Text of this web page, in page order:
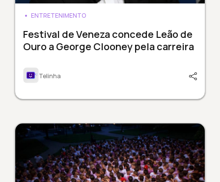
ENTRETENIMENTO
Festival de Veneza concede Leão de
Ouro a George Clooney pela carreira
Telinha